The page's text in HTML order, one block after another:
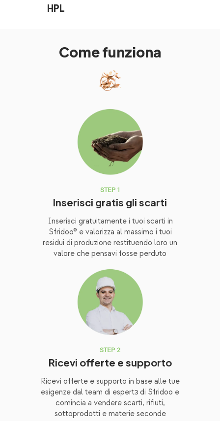
HPL
Come funziona
STEP 1
Inserisci gratis gli scarti
Inserisci gratuitamente i tuoi scarti in
Sfridoo® e valorizza al massimo i tuoi
residui di produzione restituendo loro un
valore che pensavi fosse perduto
STEP 2
Ricevi offerte e supporto
Ricevi offerte e supporto in base alle tue
esigenze dal team di espertз di Sfridoo e
comincia a vendere scarti, rifiuti,
sottoprodotti e materie seconde